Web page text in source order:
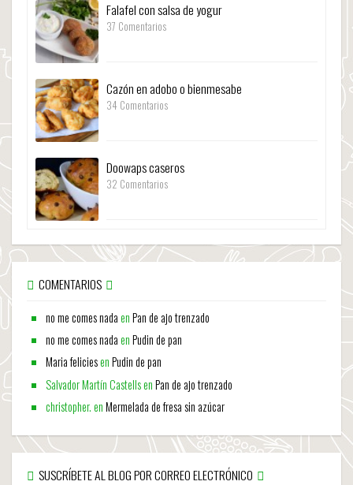
Falafel con salsa de yogur
37 Comentarios
Cazón en adobo o bienmesabe
34 Comentarios
Doowaps caseros
32 Comentarios
COMENTARIOS
no me comes nadaenPan de ajo trenzado
no me comes nadaenPudin de pan
Maria feliciesenPudin de pan
Salvador Martín CastellsenPan de ajo trenzado
christopher.enMermelada de fresa sin azúcar
SUSCRÍBETE AL BLOG POR CORREO ELECTRÓNICO